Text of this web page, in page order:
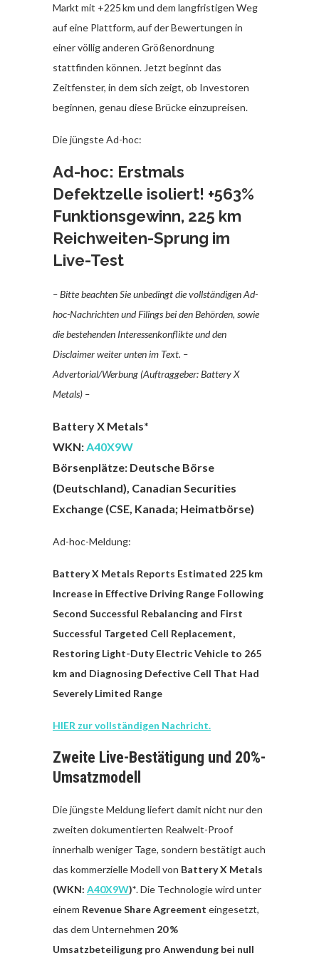
Markt mit +225 km und dem langfristigen Weg
auf eine Plattform, auf der Bewertungen in
einer völlig anderen Größenordnung
stattfinden können. Jetzt beginnt das
Zeitfenster, in dem sich zeigt, ob Investoren
beginnen, genau diese Brücke einzupreisen.
Die jüngste Ad-hoc:
Ad-hoc: Erstmals
Defektzelle isoliert! +563%
Funktionsgewinn, 225 km
Reichweiten-Sprung im
Live-Test
– Bitte beachten Sie unbedingt die vollständigen Ad-
hoc-Nachrichten und Filings bei den Behörden, sowie
die bestehenden Interessenkonflikte und den
Disclaimer weiter unten im Text. –
Advertorial/Werbung (Auftraggeber: Battery X
Metals) –
Battery X Metals*
WKN: A40X9W
Börsenplätze: Deutsche Börse
(Deutschland), Canadian Securities
Exchange (CSE, Kanada; Heimatbörse)
Ad-hoc-Meldung:
Battery X Metals Reports Estimated 225 km
Increase in Effective Driving Range Following
Second Successful Rebalancing and First
Successful Targeted Cell Replacement,
Restoring Light-Duty Electric Vehicle to 265
km and Diagnosing Defective Cell That Had
Severely Limited Range
HIER zur vollständigen Nachricht.
Zweite Live-Bestätigung und 20%-
Umsatzmodell
Die jüngste Meldung liefert damit nicht nur den
zweiten dokumentierten Realwelt-Proof
innerhalb weniger Tage, sondern bestätigt auch
das kommerzielle Modell von Battery X Metals
(WKN: A40X9W)*. Die Technologie wird unter
einem Revenue Share Agreement eingesetzt,
das dem Unternehmen 20 %
Umsatzbeteiligung pro Anwendung bei null